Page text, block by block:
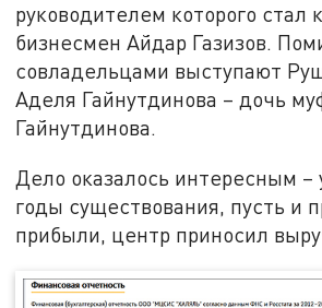
руководителем которого стал
бизнесмен Айдар Газизов.
совладельцами выступают
Аделя Гайнутдинова – дочь
Гайнутдинова.
Дело оказалось интересным
годы существования, пусть и
прибыли, центр приносил